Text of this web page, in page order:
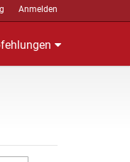
Anmelden